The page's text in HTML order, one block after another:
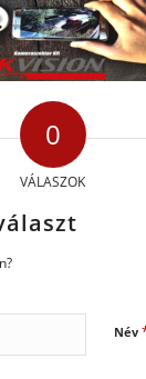
0
VÁLASZOK
Név